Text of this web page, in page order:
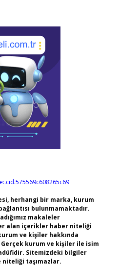
herhangi bir marka, kurum
bulunmamaktadır.
makaleler
alan içerikler haber niteliği
ve kişiler hakkında
Gerçek kurum ve kişiler ile isim
Sitemizdeki bilgiler
taşımazlar.